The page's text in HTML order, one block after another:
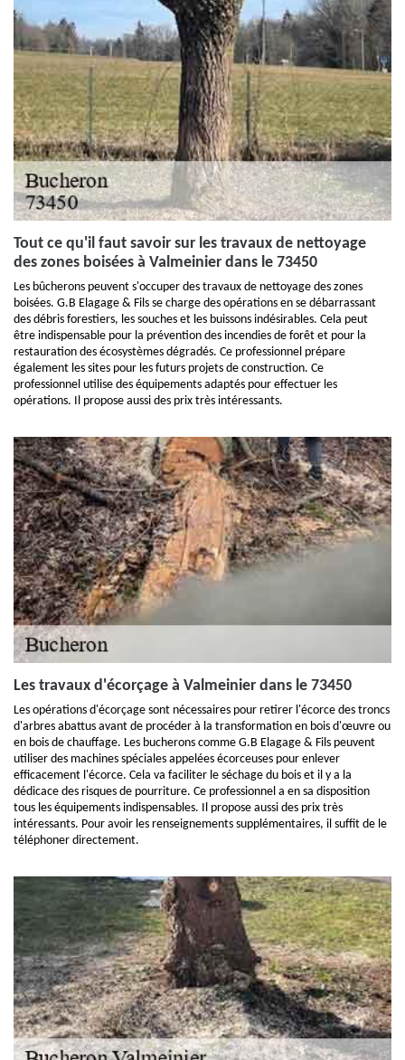
Tout ce qu'il faut savoir sur les travaux de nettoyage
des zones boisées à Valmeinier dans le 73450
Les bûcherons peuvent s'occuper des travaux de nettoyage des zones
boisées. G.B Elagage & Fils se charge des opérations en se débarrassant
des débris forestiers, les souches et les buissons indésirables. Cela peut
être indispensable pour la prévention des incendies de forêt et pour la
restauration des écosystèmes dégradés. Ce professionnel prépare
également les sites pour les futurs projets de construction. Ce
professionnel utilise des équipements adaptés pour effectuer les
opérations. Il propose aussi des prix très intéressants.
Les travaux d'écorçage à Valmeinier dans le 73450
Les opérations d'écorçage sont nécessaires pour retirer l'écorce des troncs
d'arbres abattus avant de procéder à la transformation en bois d'œuvre ou
en bois de chauffage. Les bucherons comme G.B Elagage & Fils peuvent
utiliser des machines spéciales appelées écorceuses pour enlever
efficacement l'écorce. Cela va faciliter le séchage du bois et il y a la
dédicace des risques de pourriture. Ce professionnel a en sa disposition
tous les équipements indispensables. Il propose aussi des prix très
intéressants. Pour avoir les renseignements supplémentaires, il suffit de le
téléphoner directement.